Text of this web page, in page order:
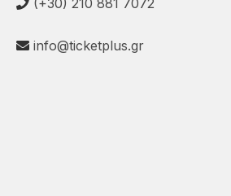
(+30) 210 881 7072
info@ticketplus.gr